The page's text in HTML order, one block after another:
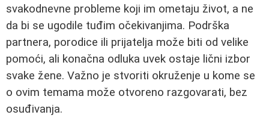
svakodnevne probleme koji im ometaju život, a ne
da bi se ugodile tuđim očekivanjima. Podrška
partnera, porodice ili prijatelja može biti od velike
pomoći, ali konačna odluka uvek ostaje lični izbor
svake žene. Važno je stvoriti okruženje u kome se
o ovim temama može otvoreno razgovarati, bez
osuđivanja.